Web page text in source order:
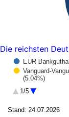
EUR
Vanguard-
(5.04%)
Deut. Börse
Heptagon Fd-
Heptagon Fd-
1/5
Stand: 24.07.2026
Die reichsten